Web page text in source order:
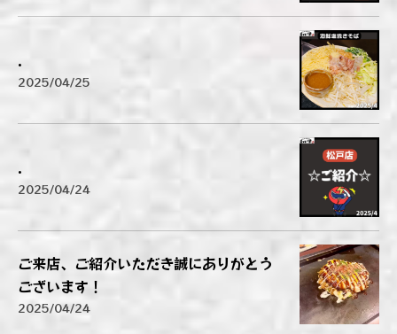
.
2025/04/25
.
2025/04/24
ご来店、ご紹介いただき誠にありがとう
ございます！
2025/04/24